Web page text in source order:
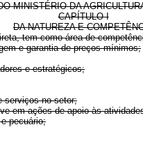
MINISTÉRIO DA
CAPÍTULO I
DA NATUREZA E
tem como área de
e garantia de preços mínimos;
e estratégicos;
serviços no setor;
ações de apoio às
pecuário;